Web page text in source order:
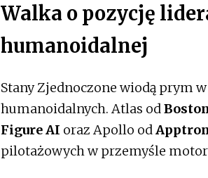
Walka o pozycję
humanoidalnej
Stany Zjednoczone wiodą prym
humanoidalnych. Atlas od
Figure AI oraz Apollo od
pilotażowych w przemyśle